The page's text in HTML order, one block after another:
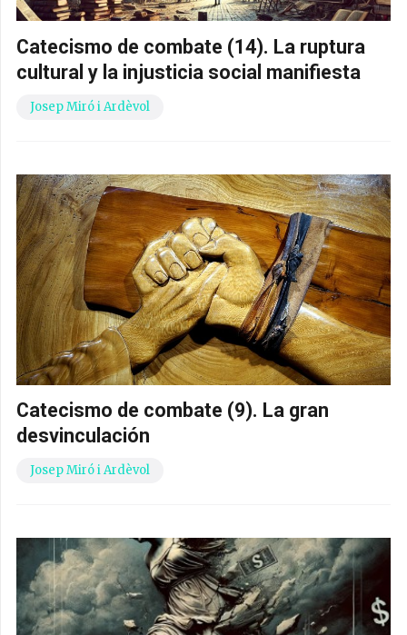
Catecismo de combate (14). La ruptura
cultural y la injusticia social manifiesta
Josep Miró i Ardèvol
Catecismo de combate (9). La gran
desvinculación
Josep Miró i Ardèvol